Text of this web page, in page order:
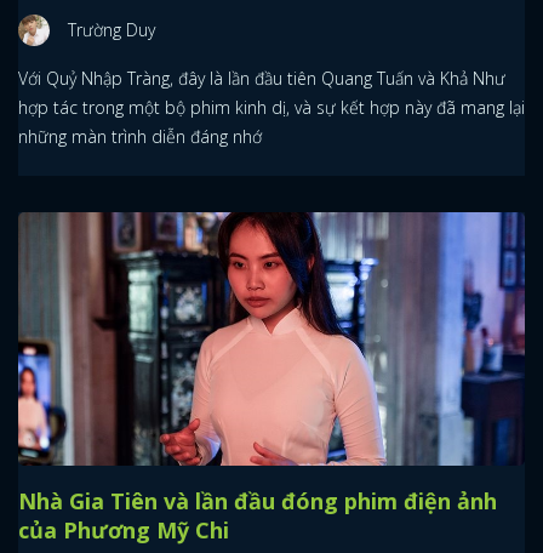
Trường Duy
Với Quỷ Nhập Tràng, đây là lần đầu tiên Quang Tuấn và Khả Như
hợp tác trong một bộ phim kinh dị, và sự kết hợp này đã mang lại
những màn trình diễn đáng nhớ
Nhà Gia Tiên và lần đầu đóng phim điện ảnh
của Phương Mỹ Chi